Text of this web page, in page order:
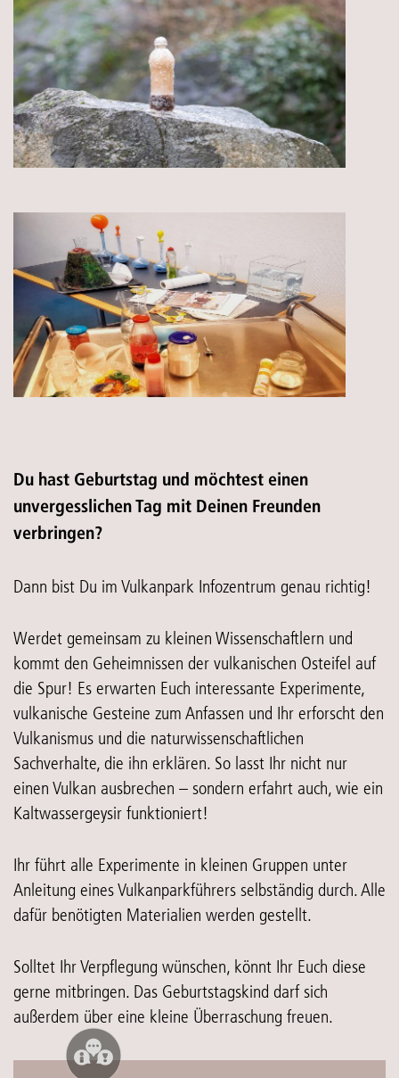
Du hast Geburtstag und möchtest einen
unvergesslichen Tag mit Deinen Freunden
verbringen?
Dann bist Du im Vulkanpark Infozentrum genau richtig!
Werdet gemeinsam zu kleinen Wissenschaftlern und
kommt den Geheimnissen der vulkanischen Osteifel auf
die Spur! Es erwarten Euch interessante Experimente,
vulkanische Gesteine zum Anfassen und Ihr erforscht den
Vulkanismus und die naturwissenschaftlichen
Sachverhalte, die ihn erklären. So lasst Ihr nicht nur
einen Vulkan ausbrechen – sondern erfahrt auch, wie ein
Kaltwassergeysir funktioniert!
Ihr führt alle Experimente in kleinen Gruppen unter
Anleitung eines Vulkanparkführers selbständig durch. Alle
dafür benötigten Materialien werden gestellt.
Solltet Ihr Verpflegung wünschen, könnt Ihr Euch diese
gerne mitbringen. Das Geburtstagskind darf sich
außerdem über eine kleine Überraschung freuen.